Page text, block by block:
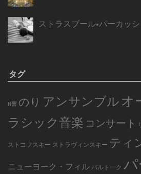
ストラスブール•パーカッ
タグ
N響 のり アンサンブルオ
ラシック音楽 コンサート
ストコフスキー ストラヴィンスキー ティ
ニューヨーク・フィル バルトーク